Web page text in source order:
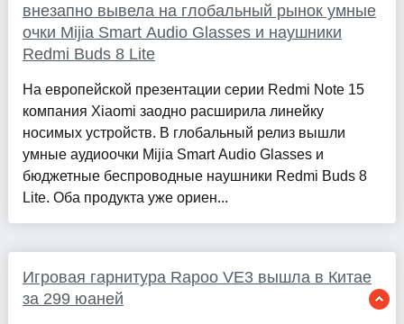
внезапно вывела на глобальный рынок умные
очки Mijia Smart Audio Glasses и наушники
Redmi Buds 8 Lite
На европейской презентации серии Redmi Note 15
компания Xiaomi заодно расширила линейку
носимых устройств. В глобальный релиз вышли
умные аудиоочки Mijia Smart Audio Glasses и
бюджетные беспроводные наушники Redmi Buds 8
Lite. Оба продукта уже ориен...
Игровая гарнитура Rapoo VE3 вышла в Китае
за 299 юаней